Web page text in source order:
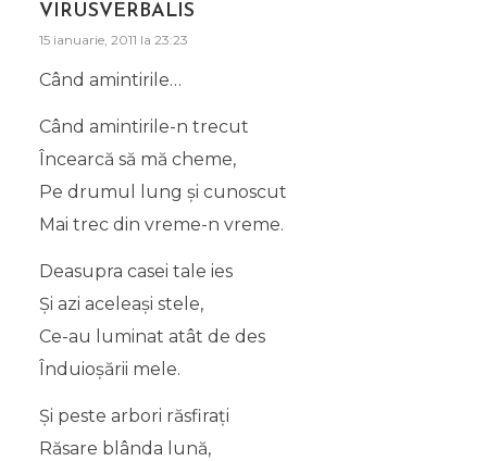
VIRUSVERBALIS
15 ianuarie, 2011 la 23:23
Când amintirile…
Când amintirile-n trecut
Încearcă să mă cheme,
Pe drumul lung şi cunoscut
Mai trec din vreme-n vreme.
Deasupra casei tale ies
Şi azi aceleaşi stele,
Ce-au luminat atât de des
Înduioşării mele.
Şi peste arbori răsfiraţi
Răsare blânda lună,